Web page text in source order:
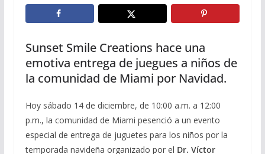
Sunset Smile Creations hace una
emotiva entrega de juegues a niños de
la comunidad de Miami por Navidad.
Hoy sábado 14 de diciembre, de 10:00 a.m. a 12:00
p.m., la comunidad de Miami pesenció a un evento
especial de entrega de juguetes para los niños por la
temporada navideña organizado por el Dr. Víctor